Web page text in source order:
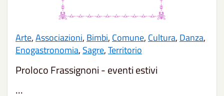
Arte,Associazioni, Bimbi, Comune, Cultura, Danza,
Enogastronomia, Sagre,Territorio
Proloco Frassignoni - eventi estivi
...